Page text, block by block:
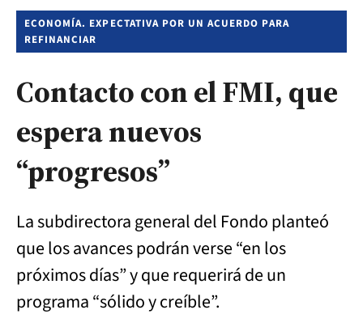
ECONOMÍA. EXPECTATIVA POR UN ACUERDO PARA
REFINANCIAR
Contacto con el FMI, que
espera nuevos
“progresos”
La subdirectora general del Fondo planteó
que los avances podrán verse “en los
próximos días” y que requerirá de un
programa “sólido y creíble”.